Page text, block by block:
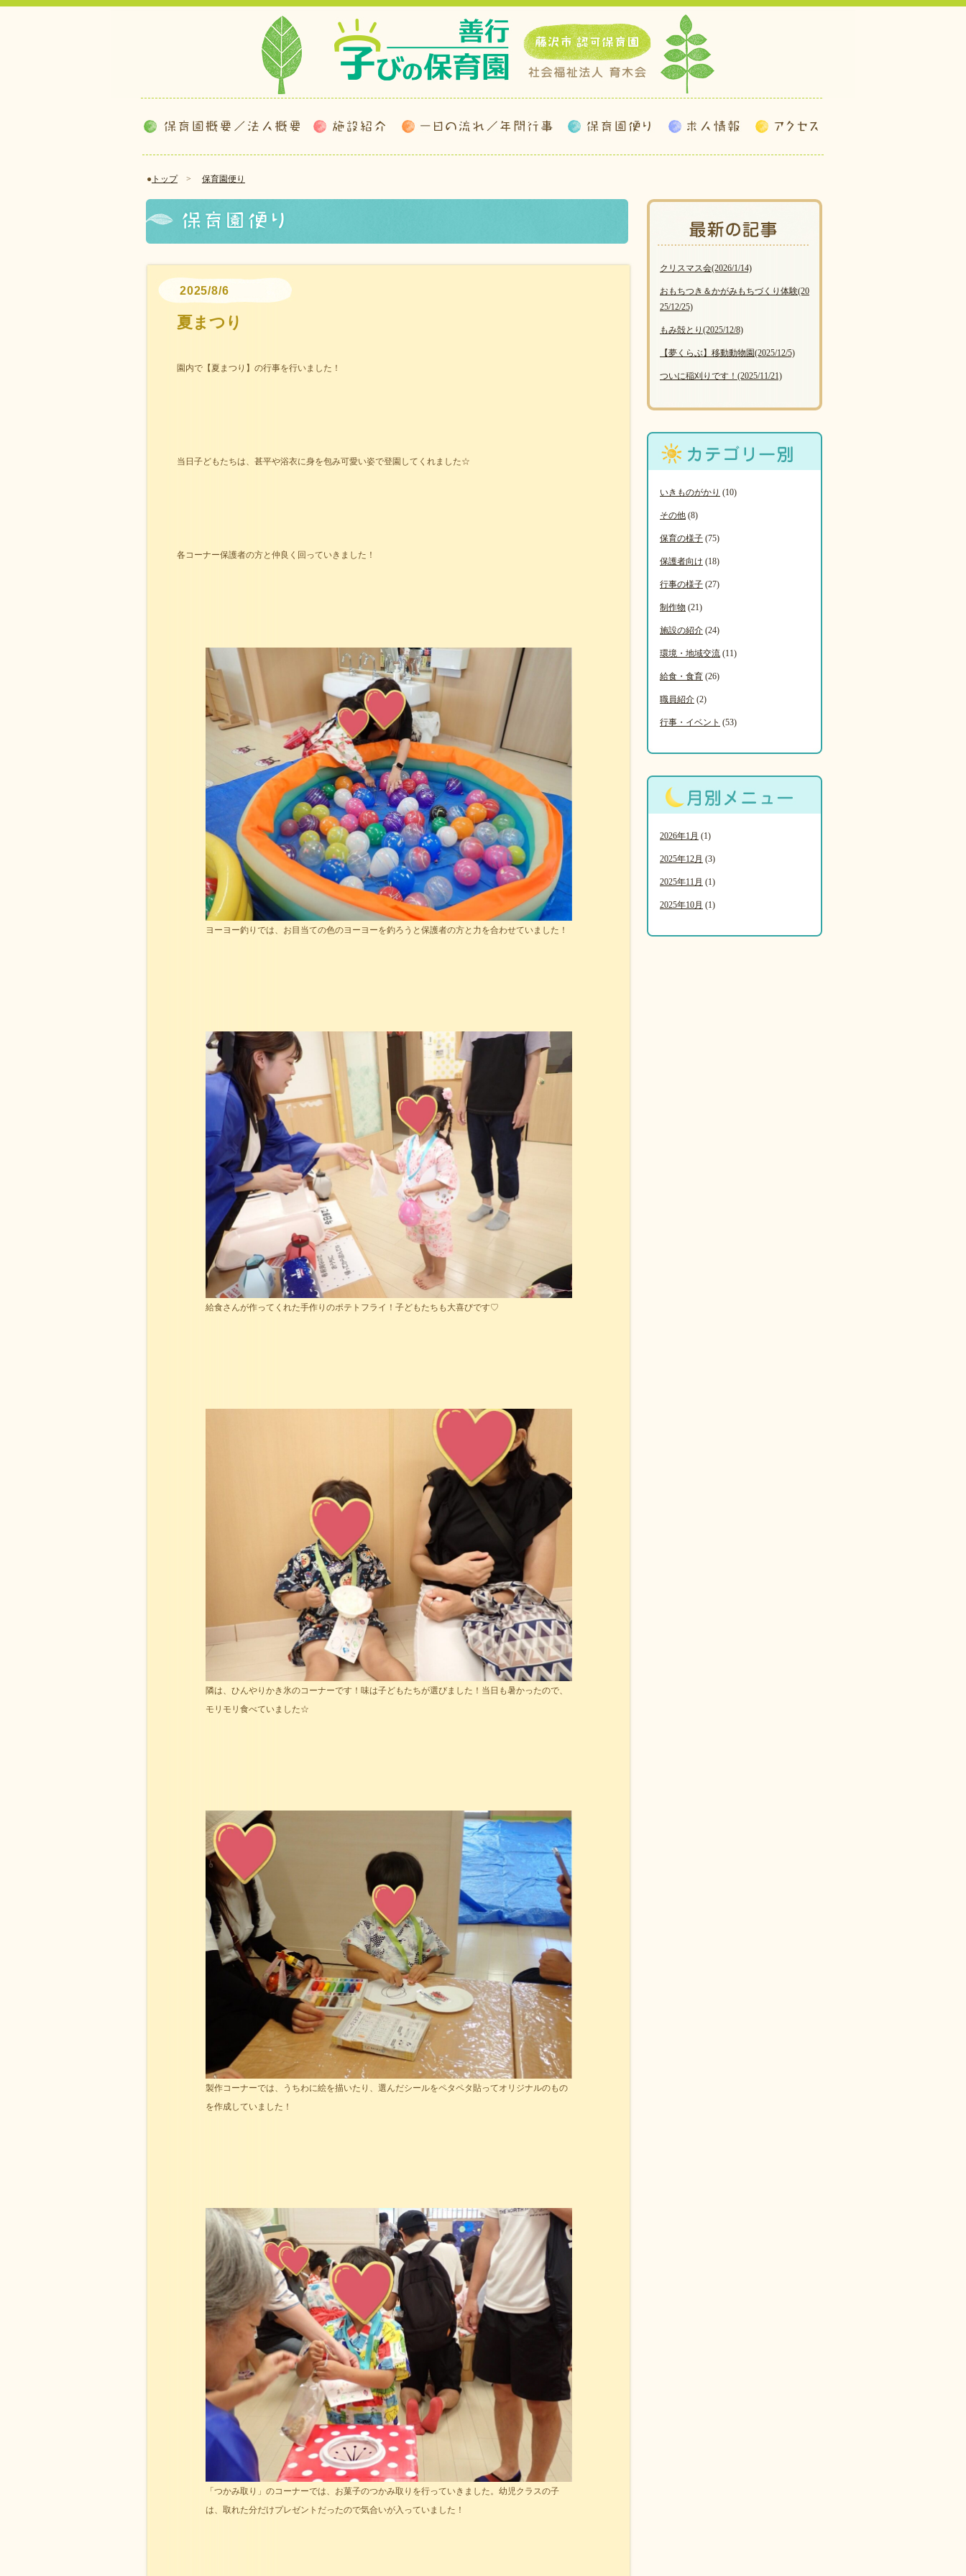
● トップ> 保育園便り
2025/8/6
夏まつり
園内で【夏まつり】の行事を行いました！
当日子どもたちは、甚平や浴衣に身を包み可愛い姿で登園してくれました☆
各コーナー保護者の方と仲良く回っていきました！
ヨーヨー釣りでは、お目当ての色のヨーヨーを釣ろうと保護者の方と力を合わせていました！
給食さんが作ってくれた手作りのポテトフライ！子どもたちも大喜びです♡
隣は、ひんやりかき氷のコーナーです！味は子どもたちが選びました！当日も暑かったので、
モリモリ食べていました☆
製作コーナーでは、うちわに絵を描いたり、選んだシールをペタペタ貼ってオリジナルのもの
を作成していました！
「つかみ取り」のコーナーでは、お菓子のつかみ取りを行っていきました。幼児クラスの子
は、取れた分だけプレゼントだったので気合いが入っていました！
クリスマス会(2026/1/14)
おもちつき＆かがみもちづくり体験(20
25/12/25)
もみ殻とり (2025/12/8)
【夢くらぶ】移動動物園(2025/12/5)
ついに稲刈りです！ (2025/11/21)
いきものがかり (10)
その他 (8)
保育の様子 (75)
保護者向け (18)
行事の様子 (27)
制作物 (21)
施設の紹介 (24)
環境・地域交流 (11)
給食・食育 (26)
職員紹介 (2)
行事・イベント (53)
2026年1月 (1)
2025年12月 (3)
2025年11月 (1)
2025年10月 (1)